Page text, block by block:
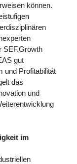
können.
SEF.Growth
gut
und Profitabilität
das
und
im